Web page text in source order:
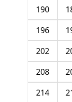
190
196
202
208
214